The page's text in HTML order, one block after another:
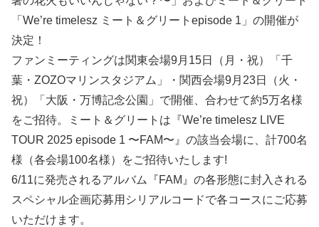
「We’re timelesz ミート＆グリートepisode 1」の開催が
決定！
ファンミーティングは関東会場9月15日（月・祝）「千
葉・ZOZOマリンスタジアム」・関西会場9月23日（火・
祝）「大阪・万博記念公園」で開催、合わせて約5万名様
をご招待。ミート＆グリートは『We’re timelesz LIVE
TOUR 2025 episode 1 〜FAM〜』の該当会場に、計700名
様（各会場100名様）をご招待いたします!
6/11に発売されるアルバム『FAM』の各形態に封入される
スペシャル企画応募用シリアルコードで各コースにご応募
いただけます。